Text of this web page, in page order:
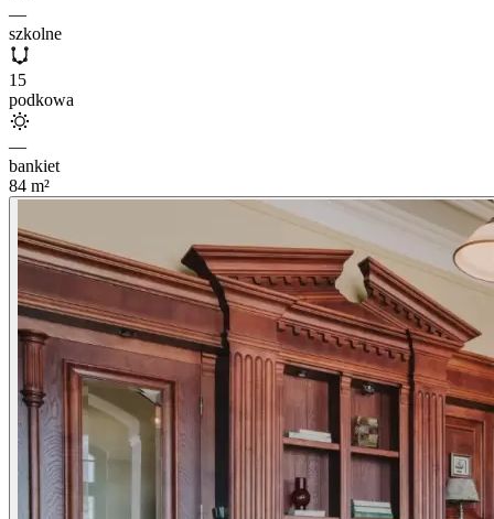
—
szkolne
15
podkowa
—
bankiet
84 m²